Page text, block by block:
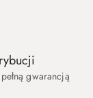
gwarancją